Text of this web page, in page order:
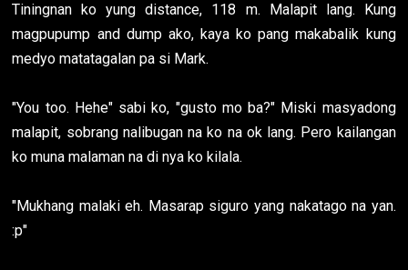
Tiningnan ko yung distance, 118 m. Malapit lang. Kung
magpupump and dump ako, kaya ko pang makabalik kung
medyo matatagalan pa si Mark.
"You too. Hehe" sabi ko, "gusto mo ba?" Miski masyadong
malapit, sobrang nalibugan na ko na ok lang. Pero kailangan
ko muna malaman na di nya ko kilala.
"Mukhang malaki eh. Masarap siguro yang nakatago na yan.
:p"